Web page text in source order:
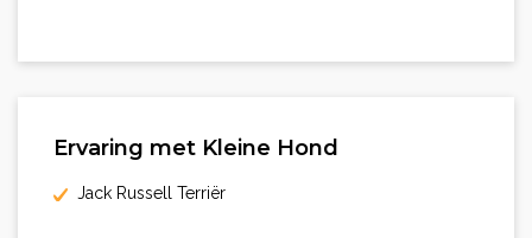
Ervaring met Kleine Hond
Jack Russell Terriër